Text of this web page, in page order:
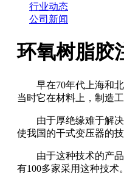
行业动态
公司新闻
环氧树脂胶
早在70年代上海和
当时它在材料上，制造
由于厚绝缘难于解
使我国的干式变压器的
由于这种技术的产
有100多家采用这种技术